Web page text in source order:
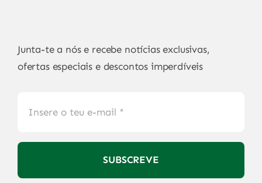
Junta-te a nós e recebe notícias exclusivas,
ofertas especiais e descontos imperdíveis
SUBSCREVE